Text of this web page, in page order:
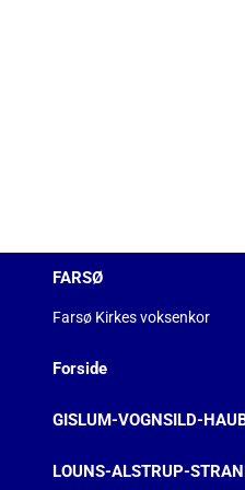
FARSØ
Farsø Kirkes voksenkor
Forside
GISLUM-VOGNSILD-
LOUNS-ALSTRUP-